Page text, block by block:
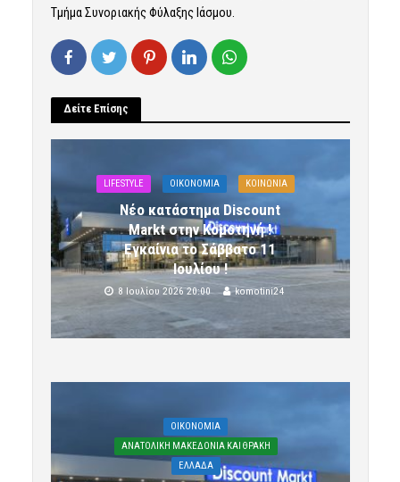
Τμήμα Συνοριακής Φύλαξης Ιάσμου.
Δείτε Επίσης
LIFESTYLE OIKONOMIA ΚΟΙΝΩΝΙΑ
Νέο κατάστημα Discount
Markt στην Κομοτηνή !
Εγκαίνια το Σάββατο 11
Ιουλίου !
8 Ιουλίου 2026 20:00 komotini24
OIKONOMIA
ΑΝΑΤΟΛΙΚΗ ΜΑΚΕΔΟΝΙΑ ΚΑΙ ΘΡΑΚΗ
ΕΛΛΑΔΑ